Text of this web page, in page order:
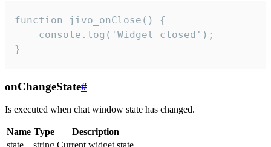
function jivo_onClose() {
    console.log('Widget closed');
}
onChangeState#
Is executed when chat window state has changed.
Name Type
Description